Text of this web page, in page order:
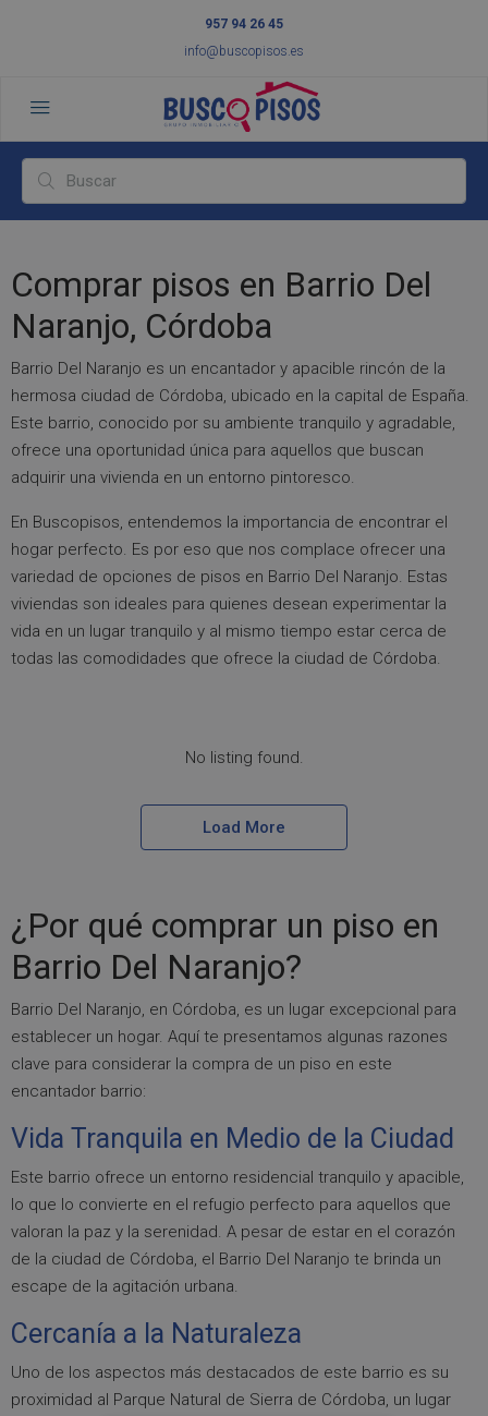
957 94 26 45
info@buscopisos.es
Comprar pisos en Barrio Del
Naranjo, Córdoba
Barrio Del Naranjo es un encantador y apacible rincón de la
hermosa ciudad de Córdoba, ubicado en la capital de España.
Este barrio, conocido por su ambiente tranquilo y agradable,
ofrece una oportunidad única para aquellos que buscan
adquirir una vivienda en un entorno pintoresco.
En Buscopisos, entendemos la importancia de encontrar el
hogar perfecto. Es por eso que nos complace ofrecer una
variedad de opciones de pisos en Barrio Del Naranjo. Estas
viviendas son ideales para quienes desean experimentar la
vida en un lugar tranquilo y al mismo tiempo estar cerca de
todas las comodidades que ofrece la ciudad de Córdoba.
No listing found.
Load More
¿Por qué comprar un piso en
Barrio Del Naranjo?
Barrio Del Naranjo, en Córdoba, es un lugar excepcional para
establecer un hogar. Aquí te presentamos algunas razones
clave para considerar la compra de un piso en este
encantador barrio:
Vida Tranquila en Medio de la Ciudad
Este barrio ofrece un entorno residencial tranquilo y apacible,
lo que lo convierte en el refugio perfecto para aquellos que
valoran la paz y la serenidad. A pesar de estar en el corazón
de la ciudad de Córdoba, el Barrio Del Naranjo te brinda un
escape de la agitación urbana.
Cercanía a la Naturaleza
Uno de los aspectos más destacados de este barrio es su
proximidad al Parque Natural de Sierra de Córdoba, un lugar